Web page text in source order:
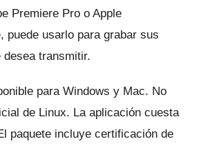
Premiere Pro o Apple
puede usarlo para grabar sus
desea transmitir.
para Windows y Mac. No
de Linux. La aplicación cuesta
paquete incluye certificación de